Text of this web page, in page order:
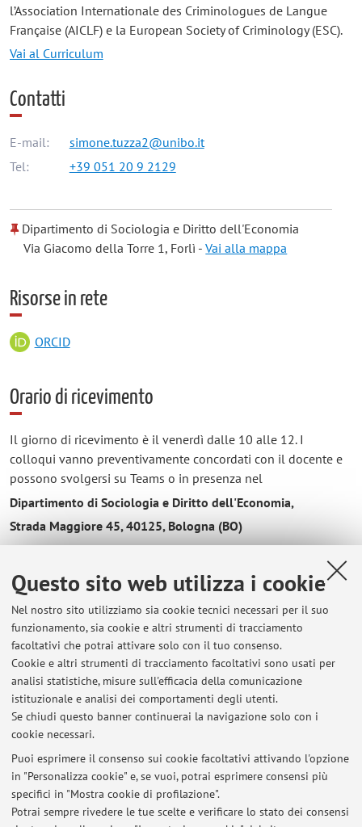
Questo sito web utilizza i cookie
Nel nostro sito utilizziamo sia cookie tecnici necessari per il suo
funzionamento, sia cookie e altri strumenti di tracciamento
facoltativi che potrai attivare solo con il tuo consenso.
Cookie e altri strumenti di tracciamento facoltativi sono usati per
analisi statistiche, misure sull'efficacia della comunicazione
istituzionale e analisi dei comportamenti degli utenti.
Se chiudi questo banner continuerai la navigazione solo con i
cookie necessari.
Puoi esprimere il consenso sui cookie facoltativi attivando l'opzione
in "Personalizza cookie" e, se vuoi, potrai esprimere consensi più
specifici in "Mostra cookie di profilazione".
Potrai sempre rivedere le tue scelte e verificare lo stato dei consensi
l’Association Internationale des Criminologues de Langue
Française (AICLF) e la European Society of Criminology (ESC).
Vai al Curriculum
Contatti
E-mail:
simone.tuzza2@unibo.it
Tel:
+39 051 20 9 2129
Dipartimento di Sociologia e Diritto dell'Economia
Via Giacomo della Torre 1, Forlì -Vai alla mappa
Risorse in rete
ORCID
Orario di ricevimento
Il giorno di ricevimento è il venerdì dalle 10 alle 12. I
colloqui vanno preventivamente concordati con il docente e
possono svolgersi su Teams o in presenza nel
Dipartimento di Sociologia e Diritto dell'Economia,
Strada Maggiore 45, 40125, Bologna (BO)
o alternativamente in Via Giacomo della Torre 1, Forlì nello
Ultimi avvisi
Istruzioni per tesi di laurea magistrale
Pubblicato il: 17 febbraio 2025
Tutti gli avvisi
In evidenza
Indirizzo in sede di appartenenza